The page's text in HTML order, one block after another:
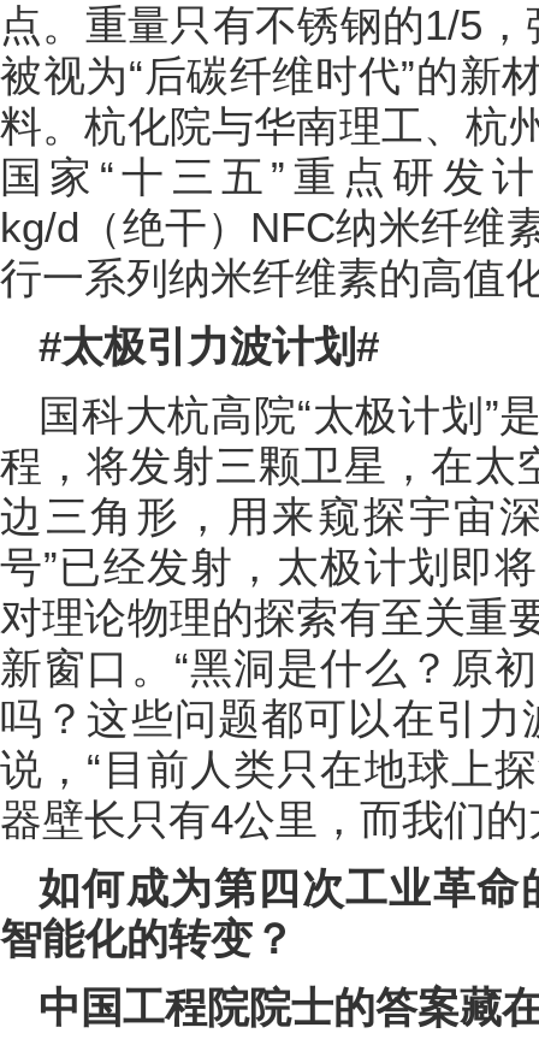
点。重量只有不锈钢的1/5
被视为“后碳纤维时代”的新
料。杭化院与华南理工、杭
国家“十三五”重点研发
kg/d（绝干）NFC纳米纤维
行一系列纳米纤维素的高值
#太极引力波计划#
国科大杭高院“太极计划”
程，将发射三颗卫星，在太
边三角形，用来窥探宇宙
号”已经发射，太极计划即
对理论物理的探索有至关重
新窗口。“黑洞是什么？原
吗？这些问题都可以在引
说，“目前人类只在地球上
器壁长只有4公里，而我们
如何成为第四次工业革
智能化的转变？
中国工程院院士的答案藏